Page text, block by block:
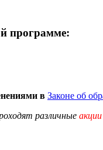
программе:
в Законе об
различные акции